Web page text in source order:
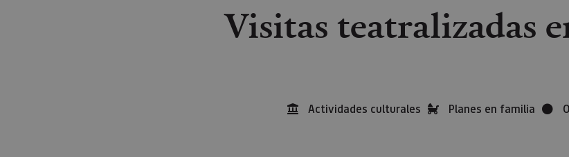
Visitas teatralizadas
Actividades culturales Planes en familia